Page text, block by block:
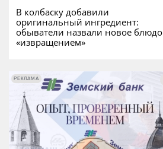
В колбаску добавили
оригинальный ингредиент:
обыватели назвали новое блюдо
«извращением»
РЕКЛАМА
РЕКЛАМА